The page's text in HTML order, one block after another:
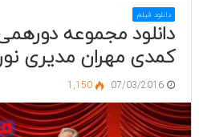
دانلود فیلم
دانلود مجموعه
کمدی مهران مدیری
07/03/2016
1,150